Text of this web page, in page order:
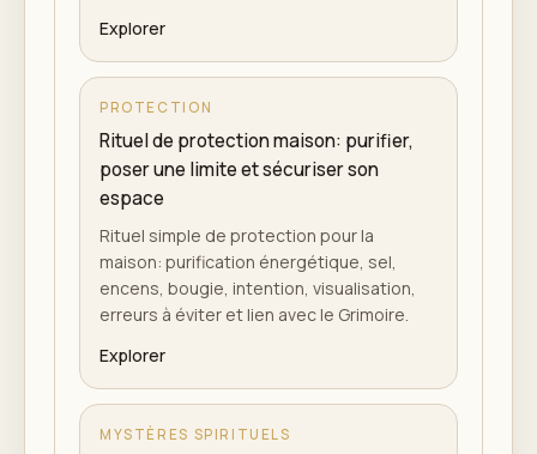
Explorer
PROTECTION
Rituel de protection maison: purifier,
poser une limite et sécuriser son
espace
Rituel simple de protection pour la
maison: purification énergétique, sel,
encens, bougie, intention, visualisation,
erreurs à éviter et lien avec le Grimoire.
Explorer
MYSTÈRES SPIRITUELS